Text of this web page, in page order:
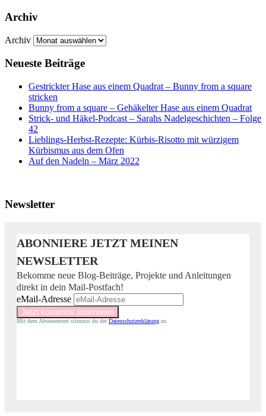
Archiv
Archiv
Neueste Beiträge
Gestrickter Hase aus einem Quadrat – Bunny from a square
stricken
Bunny from a square – Gehäkelter Hase aus einem Quadrat
Strick- und Häkel-Podcast – Sarahs Nadelgeschichten – Folge
42
Lieblings-Herbst-Rezepte: Kürbis-Risotto mit würzigem
Kürbismus aus dem Ofen
Auf den Nadeln – März 2022
Newsletter
ABONNIERE JETZT MEINEN
NEWSLETTER
Bekomme neue Blog-Beiträge, Projekte und Anleitungen
direkt in dein Mail-Postfach!
eMail-Adresse
Mit dem Abonnement stimmst du derDatenschutzerklärung zu.